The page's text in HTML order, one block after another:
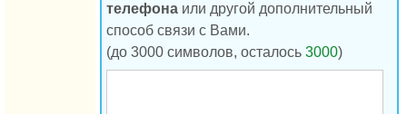
телефона или другой дополнительный
способ связи с Вами.
(до 3000 символов, осталось 3000)